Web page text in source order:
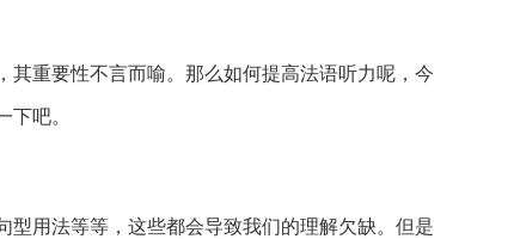
重要性不言而喻。那么如何提高法语听力呢，今
吧。
用法等等，这些都会导致我们的理解欠缺。但是